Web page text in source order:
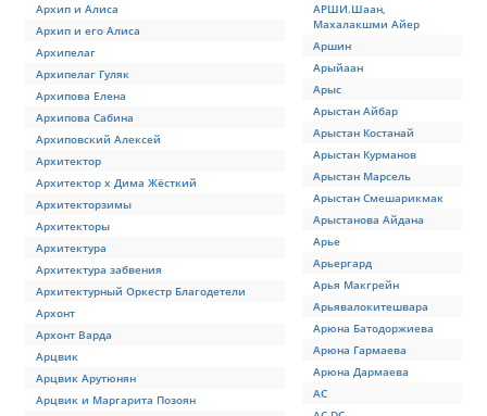
Архип и Алиса
Архип и его Алиса
Архипелаг
Архипелаг Гуляк
Архипова Елена
Архипова Сабина
Архиповский Алексей
Архитектор
Архитектор х Дима Жёсткий
Архитекторзимы
Архитекторы
Архитектура
Архитектура забвения
Архитектурный Оркестр Благодетели
Архонт
Архонт Варда
Арцвик
Арцвик Арутюнян
Арцвик и Маргарита Позоян
АРШИ.Шаан,
Махалакшми Айер
Аршин
Арыйаан
Арыс
Арыстан Айбар
Арыстан Костанай
Арыстан Курманов
Арыстан Марсель
Арыстан Смешарикмак
Арыстанова Айдана
Арье
Арьергард
Арья Макгрейн
Арьявалокитешвара
Арюна Батодоржиева
Арюна Гармаева
Арюна Дармаева
АС